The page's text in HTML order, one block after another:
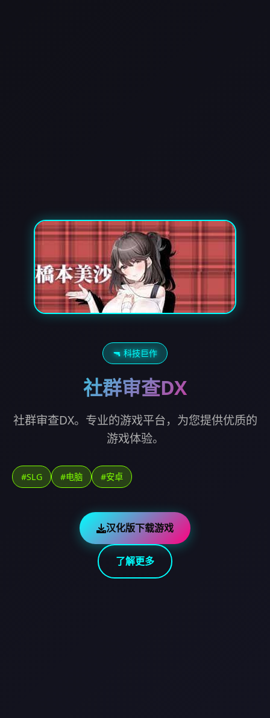
🔫 科技巨作
社群审查DX
社群审查DX。专业的游戏平台，为您提供优质的
游戏体验。
#SLG #电脑 #安卓
汉化版下载游戏
了解更多